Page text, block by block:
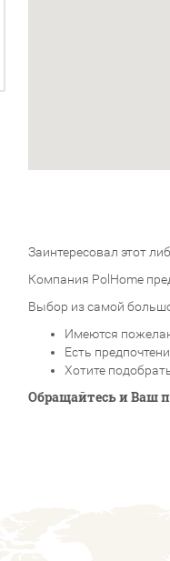
Заинтересовал этот
Компания PolHome
Выбор из самой
Имеются
Есть
Хотите
Обращайтесь и Ваш